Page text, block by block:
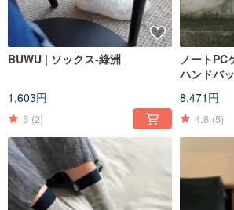
BUWU | ソックス-綠洲
1,603円
5 (2)
ノートPC
ハンドバ
8,471円
4.8 (5)